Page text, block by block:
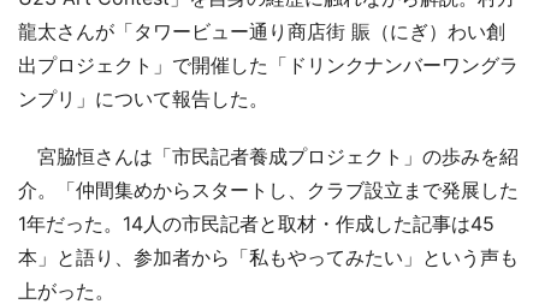
龍太さんが「タワービュー通り商店街 賑（にぎ）わい創
出プロジェクト」で開催した「ドリンクナンバーワングラ
ンプリ」について報告した。
宮脇恒さんは「市民記者養成プロジェクト」の歩みを紹
介。「仲間集めからスタートし、クラブ設立まで発展した
1年だった。14人の市民記者と取材・作成した記事は45
本」と語り、参加者から「私もやってみたい」という声も
上がった。